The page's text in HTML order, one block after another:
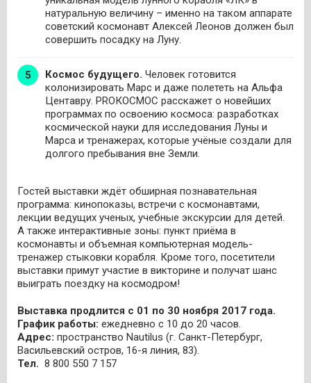
натуральную величину – именно на таком аппарате
советский космонавт Алексей Леонов должен был
совершить посадку на Луну.
Космос будущего. Человек готовится
колонизировать Марс и даже полететь на Альфа
Центавру. PROКОСМОС расскажет о новейших
программах по освоению космоса: разработках
космической науки для исследования Луны и
Марса и тренажерах, которые учёные создали для
долгого пребывания вне Земли.
Гостей выставки ждёт обширная познавательная
программа: кинопоказы, встречи с космонавтами,
лекции ведущих ученых, учебные экскурсии для детей.
А также интерактивные зоны: пункт приёма в
космонавты и объемная компьютерная модель-
тренажер стыковки корабля. Кроме того, посетители
выставки примут участие в викторине и получат шанс
выиграть поездку на космодром!
Выставка продлится с 01 по 30 ноября 2017 года.
График работы: ежедневно с 10 до 20 часов.
Адрес: пространство Nautilus (г. Санкт-Петербург,
Васильевский остров, 16-я линия, 83).
Тел. 8 800 550 7 157